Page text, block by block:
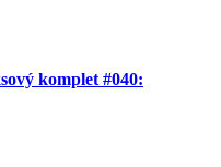
komplet #040: